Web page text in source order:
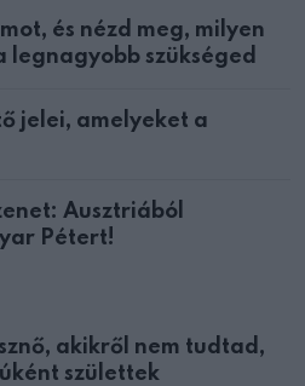
és nézd meg, milyen
legnagyobb szükséged
jelei, amelyeket a
Ausztriából
Pétert!
akikről nem tudtad,
születtek